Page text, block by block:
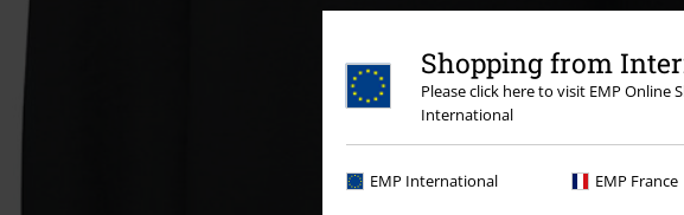
Shopping from
Please click here to visit EMP Online
International
EMP International EMP France